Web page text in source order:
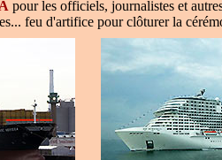
pour les officiels, journalistes et
feu d'artifice pour clôturer la